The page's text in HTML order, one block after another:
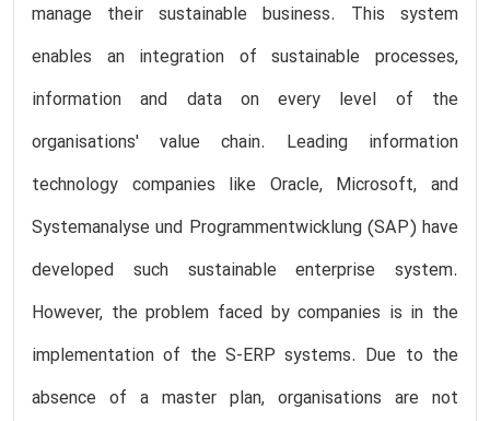
manage their sustainable business. This system
enables an integration of sustainable processes,
information and data on every level of the
organisations' value chain. Leading information
technology companies like Oracle, Microsoft, and
Systemanalyse und Programmentwicklung (SAP) have
developed such sustainable enterprise system.
However, the problem faced by companies is in the
implementation of the S-ERP systems. Due to the
absence of a master plan, organisations are not